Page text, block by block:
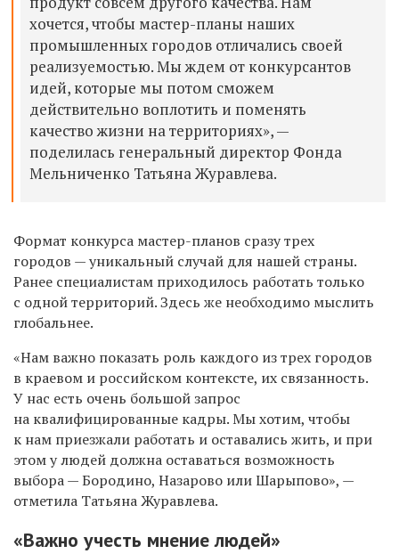
хочется, чтобы мастер-планы наших
промышленных городов отличались своей
реализуемостью. Мы ждем от конкурсантов
идей, которые мы потом сможем
действительно воплотить и поменять
качество жизни на территориях»,—
поделилась генеральный директор Фонда
Мельниченко Татьяна Журавлева.
Формат конкурса мастер-планов сразу трех
городов — уникальный случай для нашей страны.
Ранее специалистам приходилось работать только
с одной территорий. Здесь же необходимо мыслить
глобальнее.
«Нам важно показать роль каждого из трех городов
в краевом и российском контексте, их связанность.
У нас есть очень большой запрос
на квалифицированные кадры. Мы хотим, чтобы
к нам приезжали работать и оставались жить, и при
этом у людей должна оставаться возможность
выбора — Бородино, Назарово или Шарыпово», —
отметила Татьяна Журавлева.
«Важно учесть мнение людей»